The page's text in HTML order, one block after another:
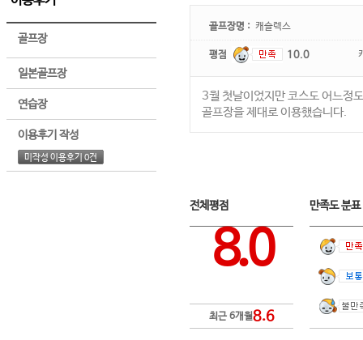
골프장
일본골프장
연습장
이용후기 작성
미작성 이용후기 0건
골프장명 : 캐슬렉스
평점 10.0
3월 첫날이었지만 코스도 어느정
골프장을 제대로 이용했습니다.
전체평점
8.0
최근 6개월8.6
만족도 분